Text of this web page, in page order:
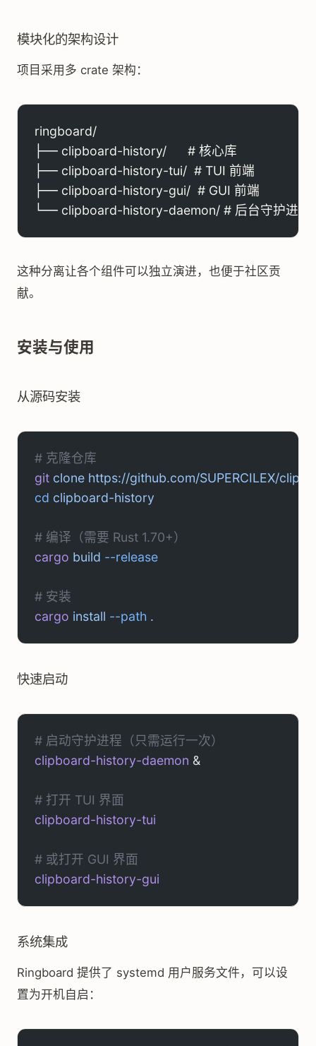
模块化的架构设计
项目采用多 crate 架构：
ringboard/
├── clipboard-history/      # 核心库
├── clipboard-history-tui/  # TUI 前端
├── clipboard-history-gui/  # GUI 前端
└── clipboard-history-daemon/ # 后台守护进程
这种分离让各个组件可以独立演进，也便于社区贡
献。
安装与使用
从源码安装
# 克隆仓库
git clone https://github.com/SUPERCILEX/
cd clipboard-history
# 编译（需要 Rust 1.70+）
cargo build --release
# 安装
cargo install --path .
快速启动
# 启动守护进程（只需运行一次）
clipboard-history-daemon &
# 打开 TUI 界面
clipboard-history-tui
# 或打开 GUI 界面
clipboard-history-gui
系统集成
Ringboard 提供了 systemd 用户服务文件，可以设
置为开机自启：